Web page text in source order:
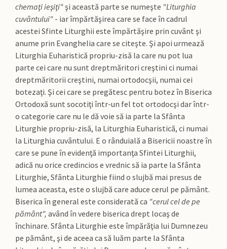
chemaţi ieşiţi"şi această parte se numeşte "Liturghia
cuvântului" - iar împărtăşirea care se face în cadrul
acestei Sfinte Liturghii este împărtăşire prin cuvânt şi
anume prin Evanghelia care se citeşte. Şi apoi urmează
Liturghia Euharistică propriu-zisă la care nu pot lua
parte cei care nu sunt dreptmăritori creştini ci numai
dreptmăritorii creştini, numai ortodocşii, numai cei
botezaţi. Şi cei care se pregătesc pentru botez în Biserica
Ortodoxă sunt socotiţi într-un fel tot ortodocşi dar într-
o categorie care nu le dă voie să ia parte la Sfânta
Liturghie propriu-zisă, la Liturghia Euharistică, ci numai
la Liturghia cuvântului. E o rânduială a Bisericii noastre în
care se pune în evidenţă importanţa Sfintei Liturghii,
adică nu orice credincios e vrednic să ia parte la Sfânta
Liturghie, Sfânta Liturghie fiind o slujbă mai presus de
lumea aceasta, este o slujbă care aduce cerul pe pământ.
Biserica în general este considerată ca "cerul cel de pe
pământ", având în vedere biserica drept locaş de
închinare. Sfânta Liturghie este împărăţia lui Dumnezeu
pe pământ, şi de aceea ca să luăm parte la Sfânta